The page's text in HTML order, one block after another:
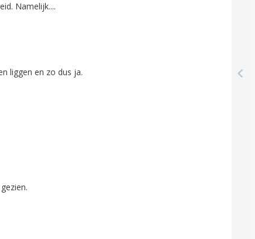
. Namelijk....
liggen en zo dus ja.
gezien.